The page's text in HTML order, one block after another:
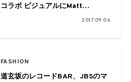
コラボ ビジュアルにMatt
2017.09.06
FASHION
道玄坂のレコードBAR、JBSのマ